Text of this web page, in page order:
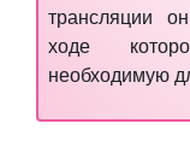
трансляции
ходе
необходимую